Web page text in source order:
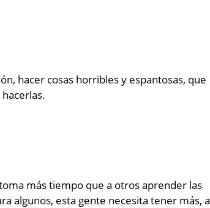
hacer cosas horribles y espantosas, que
más tiempo que a otros aprender las
algunos, esta gente necesita tener más, a